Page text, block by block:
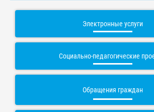
Электронные услуги
Социально-педагогические
Обращения граждан